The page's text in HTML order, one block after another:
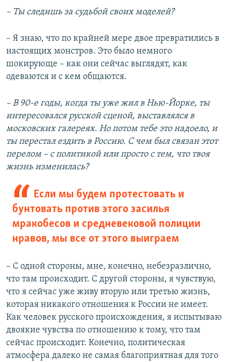
– Ты следишь за судьбой своих моделей?
– Я знаю, что по крайней мере двое превратились в
настоящих монстров. Это было немного
шокирующе – как они сейчас выглядят, как
одеваются и с кем общаются.
– В 90-е годы, когда ты уже жил в Нью-Йорке, ты
интересовался русской сценой, выставлялся в
московских галереях. Но потом тебе это надоело, и
ты перестал ездить в Россию. С чем был связан этот
перелом – с политикой или просто с тем, что твоя
жизнь изменилась?
Если мы будем протестовать и
бунтовать против этого засилья
мракобесов и средневековой полиции
нравов, мы все от этого выиграем
– С одной стороны, мне, конечно, небезразлично,
что там происходит. С другой стороны, я чувствую,
что я сейчас уже живу вторую или третью жизнь,
которая никакого отношения к России не имеет.
Как человек русского происхождения, я испытываю
двоякие чувства по отношению к тому, что там
сейчас происходит. Конечно, политическая
атмосфера далеко не самая благоприятная для того